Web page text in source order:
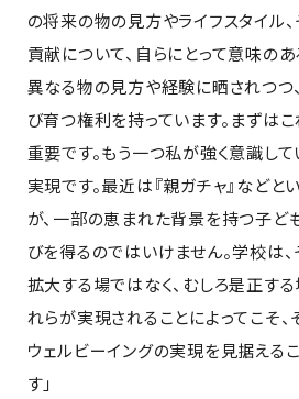
の将来の物の見方やライフスタイル
貢献について、自らにとって意味のあ
異なる物の見方や経験に晒されつつ
び育つ権利を持っています。まずは
重要です。もう一つ私が強く意識し
実現です。最近は『親ガチャ』など
が、一部の恵まれた背景を持つ子ど
びを得るのではいけません。学校は、
拡大する場ではなく、むしろ是正する
れらが実現されることによってこそ
ウェルビーイングの実現を見据える
す」